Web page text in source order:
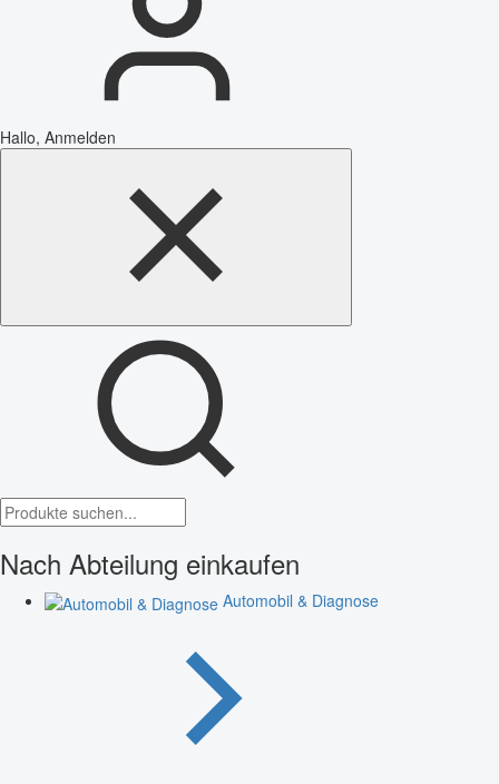
Hallo, Anmelden
Nach Abteilung einkaufen
Automobil & Diagnose